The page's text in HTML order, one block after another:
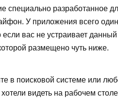
специально разработанное
У приложения всего
вас не устраивает
размещено чуть ниже.
в поисковой системе или
видеть на рабочем